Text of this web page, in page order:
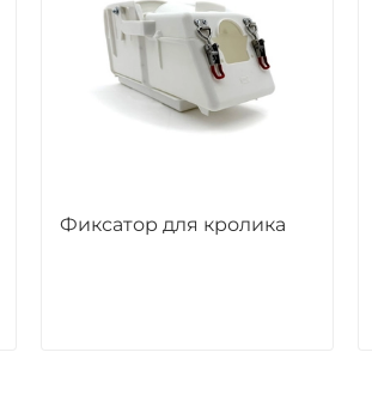
Фиксатор для кролика